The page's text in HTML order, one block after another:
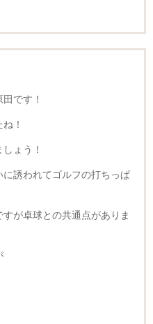
です！
！
ょう！
誘われてゴルフの打ちっぱ
が卓球との共通点がありま